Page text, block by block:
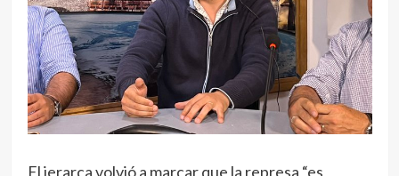
El jerarca volvió a marcar que la represa “es